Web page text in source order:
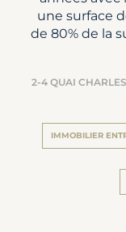
une surface
de 80% de la
2-4 QUAI
IMMOBILIER